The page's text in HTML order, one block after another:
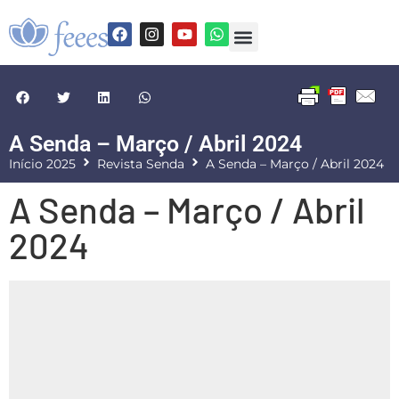
A Senda – Março / Abril 2024
Início 2025 Revista Senda A Senda – Março / Abril 2024
A Senda – Março / Abril
2024